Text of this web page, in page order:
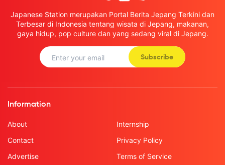
Japanese Station merupakan Portal Berita Jepang Terkini dan
Terbesar di Indonesia tentang wisata di Jepang, makanan,
gaya hidup, pop culture dan yang sedang viral di Jepang.
Subscribe
Information
About
Contact
Advertise
Internship
Privacy Policy
Terms of Service